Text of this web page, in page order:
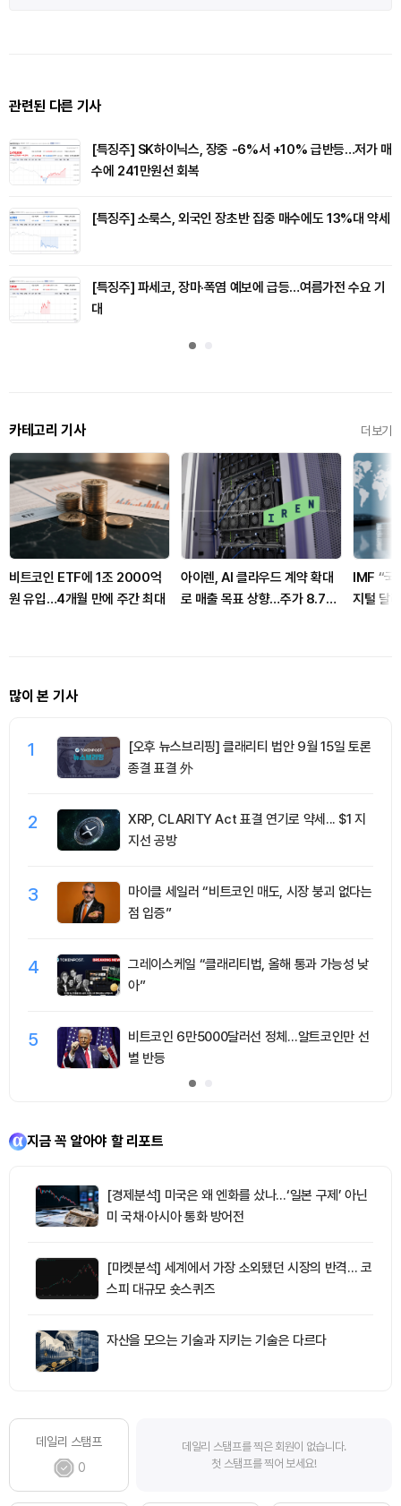
관련된 다른 기사
[특징주] SK하이닉스, 장중 -6%서 +10% 급반등…저가 매
수에 241만원선 회복
[특징주] 소룩스, 외국인 장초반 집중 매수에도 13%대 약세
[특징주] 파세코, 장마·폭염 예보에 급등…여름가전 수요 기
대
카테고리 기사 더보기
비트코인 ETF에 1조 2000억
원 유입…4개월 만에 주간 최대
아이렌, AI 클라우드 계약 확대
로 매출 목표 상향…주가 8.7%
IMF “국
지털 달
많이 본 기사
1
[오후 뉴스브리핑] 클래리티 법안 9월 15일 토론
종결 표결 外
2
XRP, CLARITY Act 표결 연기로 약세... $1 지
지선 공방
3
마이클 세일러 “비트코인 매도, 시장 붕괴 없다는
점 입증”
4
그레이스케일 “클래리티법, 올해 통과 가능성 낮
아”
5
비트코인 6만5000달러선 정체…알트코인만 선
별 반등
지금 꼭 알아야 할 리포트
[경제분석] 미국은 왜 엔화를 샀나…‘일본 구제’ 아닌
미 국채·아시아 통화 방어전
[마켓분석] 세계에서 가장 소외됐던 시장의 반격… 코
스피 대규모 숏스퀴즈
자산을 모으는 기술과 지키는 기술은 다르다
데일리 스탬프
0
데일리 스탬프를 찍은 회원이 없습니다.
첫 스탬프를 찍어 보세요!